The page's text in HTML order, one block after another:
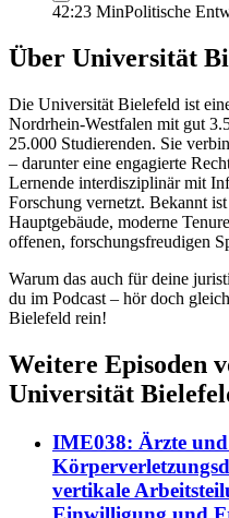
42:23 MinPolitische
Über Universität
Die Universität Bielefeld ist
Nordrhein-Westfalen mit gut
25.000 Studierenden. Sie
– darunter eine engagierte
Lernende interdisziplinär mit
Forschung vernetzt. Bekannt
Hauptgebäude, moderne
offenen, forschungsfreudigen
Warum das auch für deine
du im Podcast – hör doch
Bielefeld rein!
Weitere Episoden
Universität
IME038: Ärzte
vertikale